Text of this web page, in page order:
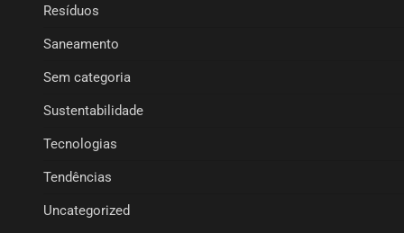
Resíduos
Saneamento
Sem categoria
Sustentabilidade
Tecnologias
Tendências
Uncategorized